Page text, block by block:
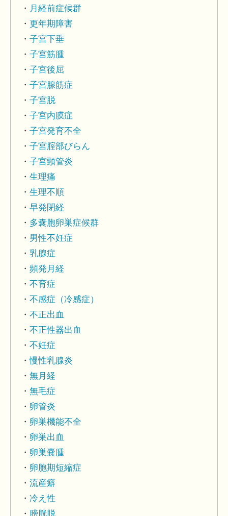
月経前症候群
更年期障害
子宮下垂
子宮筋腫
子宮後屈
子宮腺筋症
子宮脱
子宮内膜症
子宮発育不全
子宮腟部びらん
子宮頸管炎
生理痛
生理不順
早発閉経
多嚢胞卵巣症候群
男性不妊症
乳腺症
頻発月経
不育症
不感症（冷感症）
不正出血
不正性器出血
不妊症
慢性乳腺炎
無月経
無毛症
卵管炎
卵巣機能不全
卵巣出血
卵巣嚢腫
卵胞期短縮症
流産癖
冷え性
膀胱脱